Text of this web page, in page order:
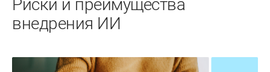
Риски и преимущества
внедрения ИИ